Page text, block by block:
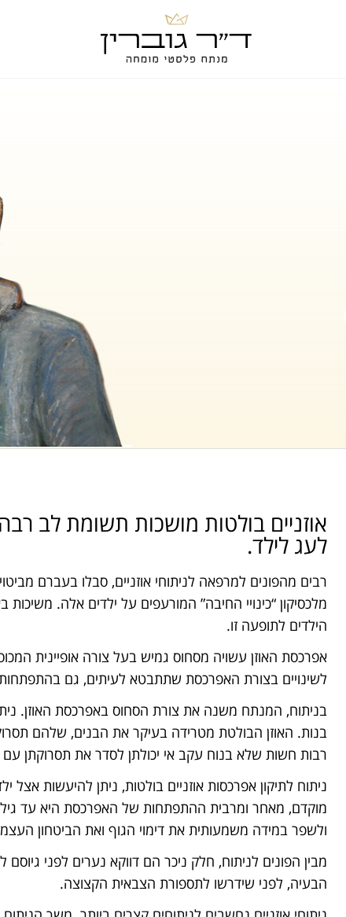
אוזניים בולטות מושכות תשומת לב רבה
לעג לילד.
רבים מהפונים למרפאה לניתוחי אוזניים, סבלו בעברם
מלכסיקון “כינויי החיבה” המורעפים על ילדים אלה.
הילדים לתופעה זו.
אפרכסת האוזן עשויה מסחוס גמיש בעל צורה אופיינית
לשינויים בצורת האפרכסת שתתבטא לעיתים, גם
בניתוח, המנתח משנה את צורת הסחוס באפרכסת האוזן.
בנות. האוזן הבולטת מטרידה בעיקר את הבנים, שלהם
רבות חשות שלא בנוח עקב אי יכולתן לסדר את תסרוקתן עם
ניתוח לתיקון אפרכסות אוזניים בולטות, ניתן להיעשות אצל
ולשפר במידה משמעותית את דימוי הגוף ואת הביטחון
מבין הפונים לניתוח, חלק ניכר הם דווקא נערים לפני
הבעיה, לפני שידרשו לתספורת הצבאית הקצוצה.